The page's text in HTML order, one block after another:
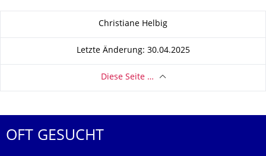
Christiane Helbig
Letzte Änderung: 30.04.2025
Diese Seite …
OFT GESUCHT